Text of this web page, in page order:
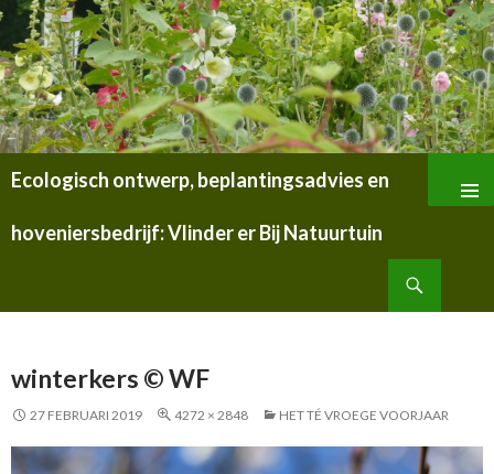
Ecologisch ontwerp, beplantingsadvies en
hoveniersbedrijf: Vlinder er Bij Natuurtuin
NAAR
INHOUD
winterkers © WF
27 FEBRUARI 2019 4272 × 2848 HET TÉ VROEGE VOORJAAR